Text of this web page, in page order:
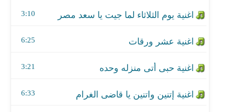
3:10
6:25
3:21
6:33
اغنية قبل ان تماشي الجدع
اغنية ياحادى العيس و أنا بلدي لي لا علي
اغنية فجر الربيع أبتسم صحي الجمال الوان